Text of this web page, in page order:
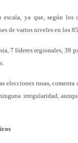
ya que, según los
de varios niveles en los
7 líderes regionales, 39
rusas,
irregularidad,